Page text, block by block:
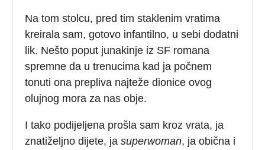
Na tom stolcu, pred tim staklenim vratima
kreirala sam, gotovo infantilno, u sebi dodatni
lik. Nešto poput junakinje iz SF romana
spremne da u trenucima kad ja počnem
tonuti ona prepliva najteže dionice ovog
olujnog mora za nas obje.
I tako podijeljena prošla sam kroz vrata, ja
znatiželjno dijete, jasuperwoman, ja obična i